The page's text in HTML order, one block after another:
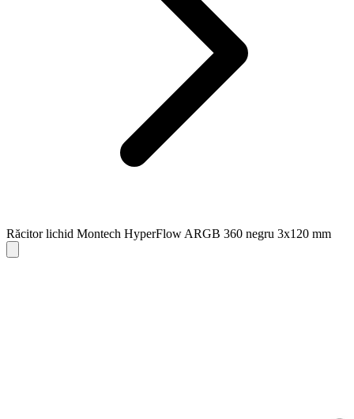
Răcitor lichid Montech HyperFlow ARGB 360 negru 3x120 mm